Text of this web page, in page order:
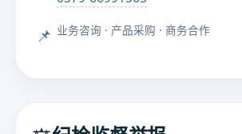
📌 业务咨询 · 产品采购 · 商务合作